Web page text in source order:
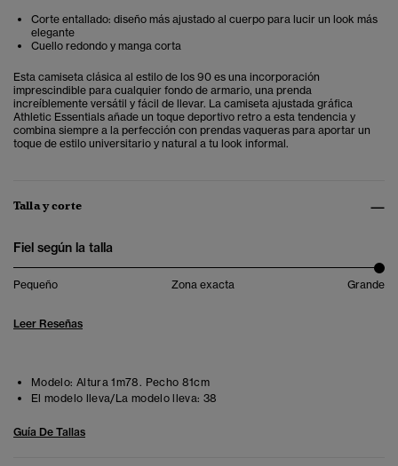
Corte entallado: diseño más ajustado al cuerpo para lucir un look más
elegante
Cuello redondo y manga corta
Esta camiseta clásica al estilo de los 90 es una incorporación
imprescindible para cualquier fondo de armario, una prenda
increíblemente versátil y fácil de llevar. La camiseta ajustada gráfica
Athletic Essentials añade un toque deportivo retro a esta tendencia y
combina siempre a la perfección con prendas vaqueras para aportar un
toque de estilo universitario y natural a tu look informal.
Talla y corte
Fiel según la talla
Pequeño Zona exacta Grande
Leer Reseñas
Modelo: Altura 1m78. Pecho 81cm
El modelo lleva/La modelo lleva: 38
Guía De Tallas